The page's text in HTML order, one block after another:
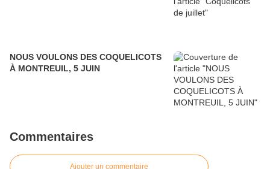
NOUS VOULONS DES COQUELICOTS
À MONTREUIL, 5 JUIN
Commentaires
Ajouter un commentaire